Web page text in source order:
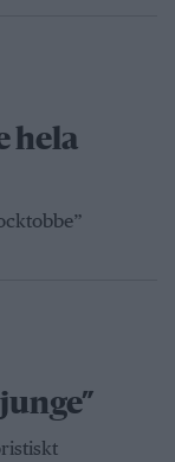
hela